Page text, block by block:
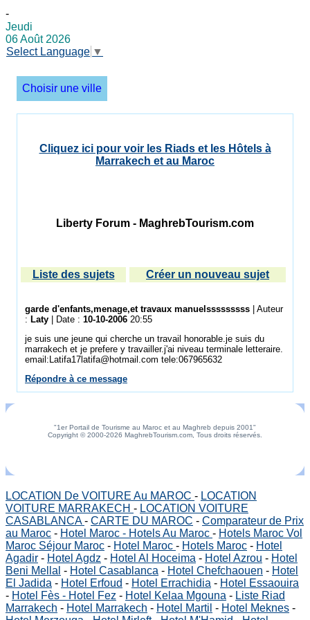
-
Jeudi
06 Août 2026
Select Language ▼
Choisir une ville
Cliquez ici pour voir les Riads et les Hôtels à
Marrakech et au Maroc
Liberty Forum - MaghrebTourism.com
Liste des sujets Créer un nouveau sujet
garde d'enfants,menage,et travaux manuelsssssssss | Auteur
: Laty | Date : 10-10-2006 20:55
je suis une jeune qui cherche un travail honorable.je suis du
marrakech et je prefere y travailler.j'ai niveau terminale letteraire.
email:Latifa17latifa@hotmail.com tele:067965632
Répondre à ce message
"1er Portail de Tourisme au Maroc et au Maghreb depuis 2001"
Copyright © 2000-2026 MaghrebTourism.com, Tous droits réservés.
LOCATION De VOITURE Au MAROC - LOCATION
VOITURE MARRAKECH - LOCATION VOITURE
CASABLANCA- CARTE DU MAROC - Comparateur de Prix
au Maroc - Hotel Maroc - Hotels Au Maroc - Hotels Maroc Vol
Maroc Séjour Maroc - Hotel Maroc - Hotels Maroc - Hotel
Agadir - Hotel Agdz - Hotel Al Hoceima - Hotel Azrou - Hotel
Beni Mellal - Hotel Casablanca - Hotel Chefchaouen - Hotel
El Jadida - Hotel Erfoud - Hotel Errachidia - Hotel Essaouira
- Hotel Fès - Hotel Fez - Hotel Kelaa Mgouna - Liste Riad
Marrakech - Hotel Marrakech - Hotel Martil - Hotel Meknes -